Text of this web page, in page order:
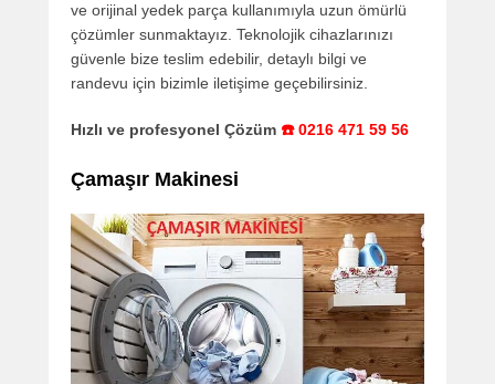
ve orijinal yedek parça kullanımıyla uzun ömürlü
çözümler sunmaktayız. Teknolojik cihazlarınızı
güvenle bize teslim edebilir, detaylı bilgi ve
randevu için bizimle iletişime geçebilirsiniz.
Hızlı ve profesyonel Çözüm ☎️ 0216 471 59 56
Çamaşır Makinesi